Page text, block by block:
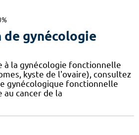
gynécologie
à la gynécologie fonctionnelle
kyste de l'ovaire), consultez
gynécologique fonctionnelle
au cancer de la